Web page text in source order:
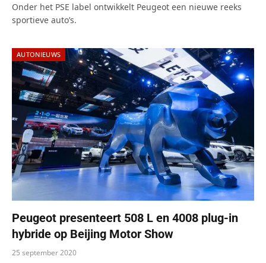
Onder het PSE label ontwikkelt Peugeot een nieuwe reeks
sportieve auto’s.
AUTONIEUWS
Peugeot presenteert 508 L en 4008 plug-in
hybride op Beijing Motor Show
25 september 2020